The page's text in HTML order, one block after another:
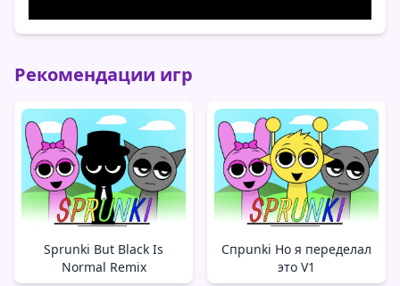
Рекомендации игр
Sprunki But Black Is
Normal Remix
Спрunki Но я переделал
это V1